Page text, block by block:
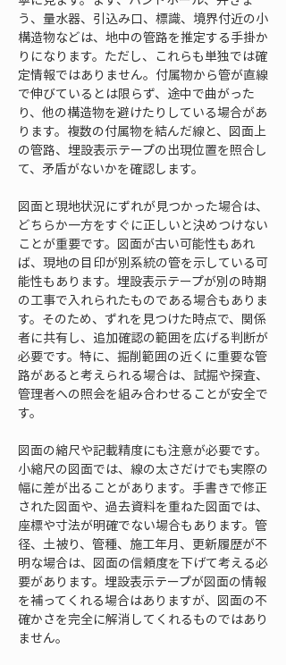
う、量水器、引込み口、標識、境界付近の小
構造物などは、地中の管路を推定する手掛か
りになります。ただし、これらも単独では確
定情報ではありません。付属物から管が直線
で伸びているとは限らず、途中で曲がった
り、他の構造物を避けたりしている場合があ
ります。複数の付属物を結んだ線と、図面上
の管路、埋設表示テープの出現位置を照合し
て、矛盾がないかを確認します。
図面と現地状況にずれが見つかった場合は、
どちらか一方をすぐに正しいと決めつけない
ことが重要です。図面が古い可能性もあれ
ば、現地の目印が別系統の管を示している可
能性もあります。埋設表示テープが別の時期
の工事で入れられたものである場合もありま
す。そのため、ずれを見つけた時点で、関係
者に共有し、追加確認の範囲を広げる判断が
必要です。特に、掘削範囲の近くに重要な管
路があると考えられる場合は、試掘や探査、
管理者への照会を組み合わせることが安全で
す。
図面の縮尺や記載精度にも注意が必要です。
小縮尺の図面では、線の太さだけでも実際の
幅に差が出ることがあります。手書きで修正
された図面や、過去資料を重ねた図面では、
座標や寸法が明確でない場合もあります。管
径、土被り、管種、施工年月、更新履歴が不
明な場合は、図面の信頼度を下げて考える必
要があります。埋設表示テープが図面の情報
を補ってくれる場合はありますが、図面の不
確かさを完全に解消してくれるものではあり
ません。